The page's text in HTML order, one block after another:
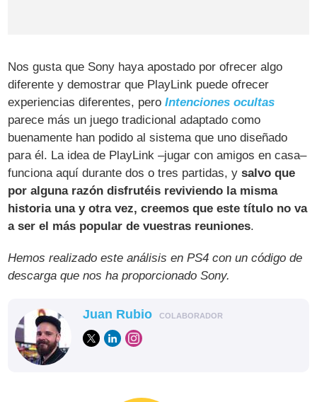
Nos gusta que Sony haya apostado por ofrecer algo
diferente y demostrar que PlayLink puede ofrecer
experiencias diferentes, peroIntenciones ocultas
parece más un juego tradicional adaptado como
buenamente han podido al sistema que uno diseñado
para él. La idea de PlayLink –jugar con amigos en casa–
funciona aquí durante dos o tres partidas, ysalvo que
por alguna razón disfrutéis reviviendo la misma
historia una y otra vez, creemos que este título no va
a ser el más popular de vuestras reuniones.
Hemos realizado este análisis en PS4 con un código de
descarga que nos ha proporcionado Sony.
Juan Rubio COLABORADOR